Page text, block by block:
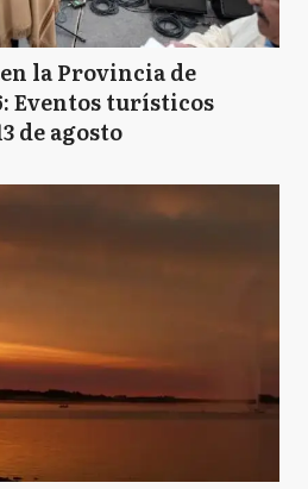
la Provincia de
Eventos turísticos
de agosto